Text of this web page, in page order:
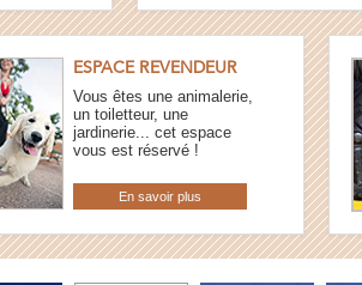
ESPACE REVENDEUR
Vous êtes une animalerie,
un toiletteur, une
jardinerie... cet espace
vous est réservé !
En savoir plus